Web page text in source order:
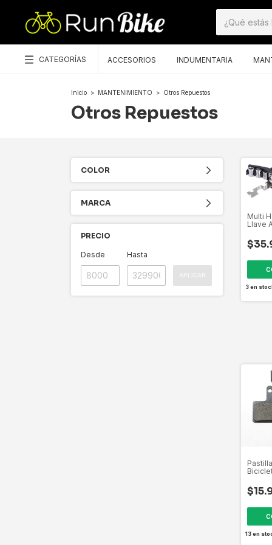
CATEGORÍAS ACCESORIOS INDUMENTARIA
Inicio > MANTENIMIENTO > Otros Repuestos
Otros Repuestos
COLOR
MARCA
PRECIO
Desde Hasta
Multi
Llave
3en
13en